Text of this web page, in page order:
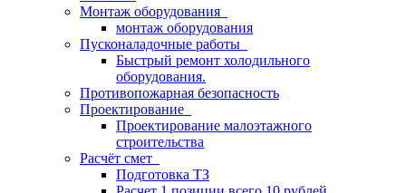
Монтаж оборудования
монтаж оборудования
Пусконаладочные работы
Быстрый ремонт холодильного
оборудования.
Противопожарная безопасность
Проектирование
Проектирование малоэтажного
строительства
Расчёт смет
Подготовка ТЗ